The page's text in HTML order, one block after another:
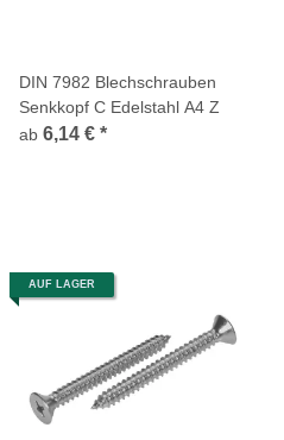
DIN 7982 Blechschrauben
Senkkopf C Edelstahl A4 Z
ab 6,14 € *
AUF LAGER